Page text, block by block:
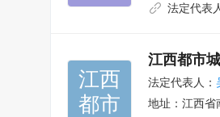
法定代表
江西
都市
江西都市
法定代表人：
地址： 江西省